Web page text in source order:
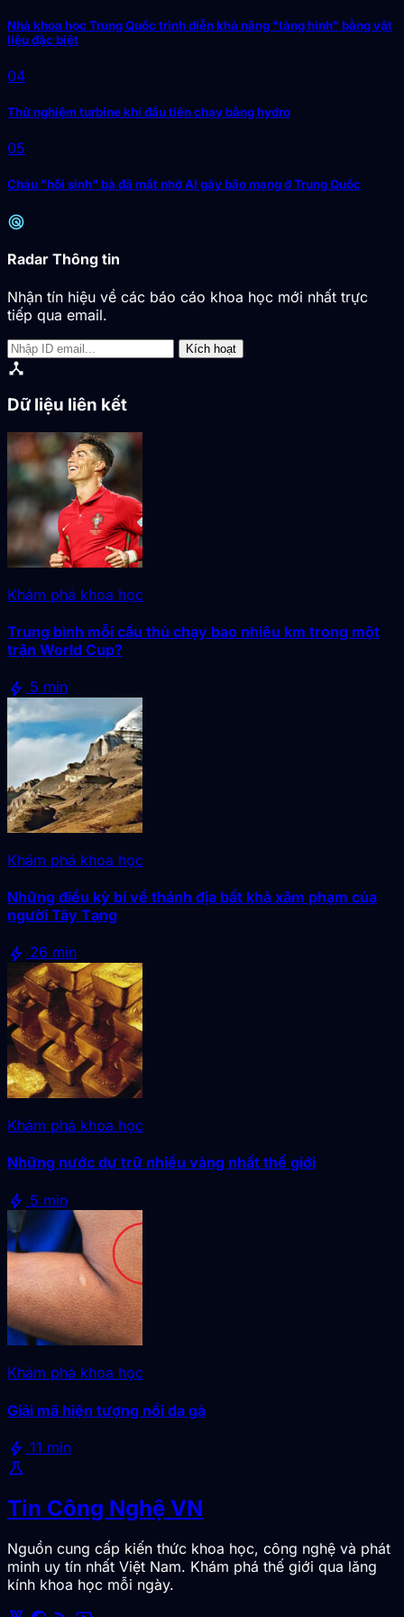
Nhà khoa học Trung Quốc trình diễn khả năng "tàng hình" bằng vật
liệu đặc biệt
04
Thử nghiệm turbine khí đầu tiên chạy bằng hydro
05
Cháu "hồi sinh" bà đã mất nhờ AI gây bão mạng ở Trung Quốc
radar
Radar Thông tin
Nhận tín hiệu về các báo cáo khoa học mới nhất trực
tiếp qua email.
Kích hoạt
device_hub
Dữ liệu liên kết
Khám phá khoa học
Trung bình mỗi cầu thủ chạy bao nhiêu km trong một
trận World Cup?
bolt 5 min
Khám phá khoa học
Những điều kỳ bí về thánh địa bất khả xâm phạm của
người Tây Tạng
bolt 26 min
Khám phá khoa học
Những nước dự trữ nhiều vàng nhất thế giới
bolt 5 min
Khám phá khoa học
Giải mã hiện tượng nổi da gà
bolt 11 min
science
Tin Công Nghệ VN
Nguồn cung cấp kiến thức khoa học, công nghệ và phát
minh uy tín nhất Việt Nam. Khám phá thế giới qua lăng
kính khoa học mỗi ngày.